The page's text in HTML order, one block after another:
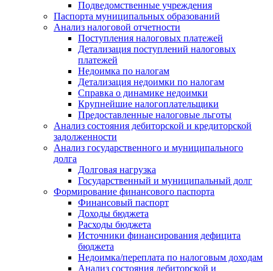
Подведомственные учреждения
Паспорта муниципальных образований
Анализ налоговой отчетности
Поступления налоговых платежей
Детализация поступлений налоговых
платежей
Недоимка по налогам
Детализация недоимки по налогам
Справка о динамике недоимки
Крупнейшие налогоплательщики
Предоставленные налоговые льготы
Анализ состояния дебиторской и кредиторской
задолженности
Анализ государственного и муниципального
долга
Долговая нагрузка
Государственный и муниципальный долг
Формирование финансового паспорта
Финансовый паспорт
Доходы бюджета
Расходы бюджета
Источники финансирования дефицита
бюджета
Недоимка/переплата по налоговым доходам
Анализ состояния дебиторской и